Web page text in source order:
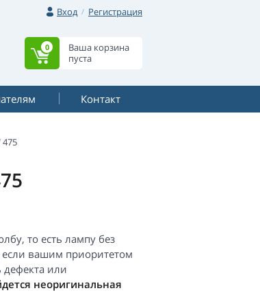
Вход
Регистрация
Ваша корзина
пуста
0
Контакт
475
то есть лампу без
если вашим приоритетом
дефекта или
неоригинальная